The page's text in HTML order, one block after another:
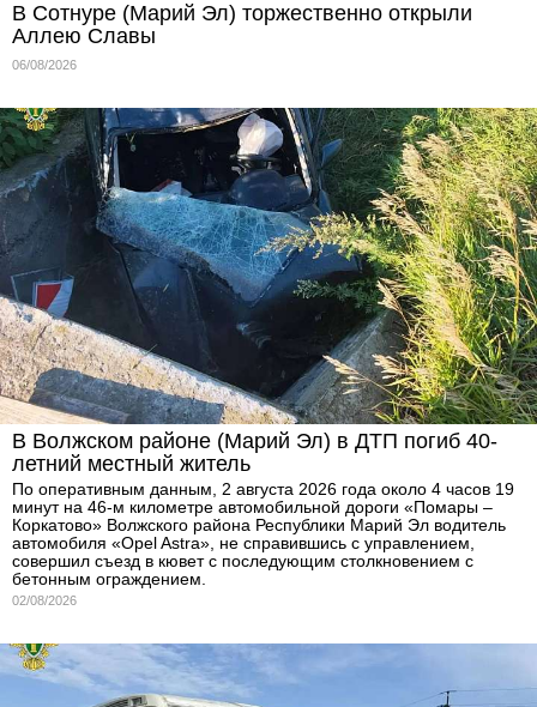
В Сотнуре (Марий Эл) торжественно открыли
Аллею Славы
06/08/2026
В Волжском районе (Марий Эл) в ДТП погиб 40-
летний местный житель
По оперативным данным, 2 августа 2026 года около 4 часов 19
минут на 46-м километре автомобильной дороги «Помары –
Коркатово» Волжского района Республики Марий Эл водитель
автомобиля «Opel Astra», не справившись с управлением,
совершил съезд в кювет с последующим столкновением с
бетонным ограждением.
02/08/2026